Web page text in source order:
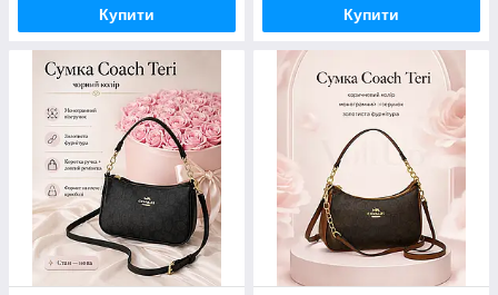
Купити Купити